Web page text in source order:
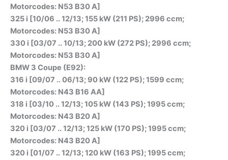
Motorcodes: N53 B30 A]
325 i [10/06 .. 12/13; 155 kW (211 PS); 2996 ccm;
Motorcodes: N53 B30 A]
330 i [03/07 .. 10/13; 200 kW (272 PS); 2996 ccm;
Motorcodes: N53 B30 A]
BMW 3 Coupe (E92):
316 i [09/07 .. 06/13; 90 kW (122 PS); 1599 ccm;
Motorcodes: N43 B16 AA]
318 i [03/10 .. 12/13; 105 kW (143 PS); 1995 ccm;
Motorcodes: N43 B20 A]
320 i [03/07 .. 12/13; 125 kW (170 PS); 1995 ccm;
Motorcodes: N43 B20 A]
320 i [01/07 .. 12/13; 120 kW (163 PS); 1995 ccm;